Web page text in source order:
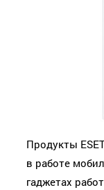
Продукты
в работе
гаджетах